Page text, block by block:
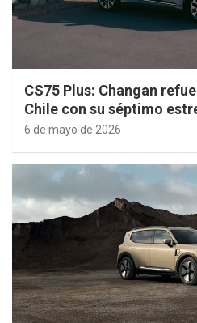
CS75 Plus: Changan
Chile con su séptimo
6 de mayo de 2026